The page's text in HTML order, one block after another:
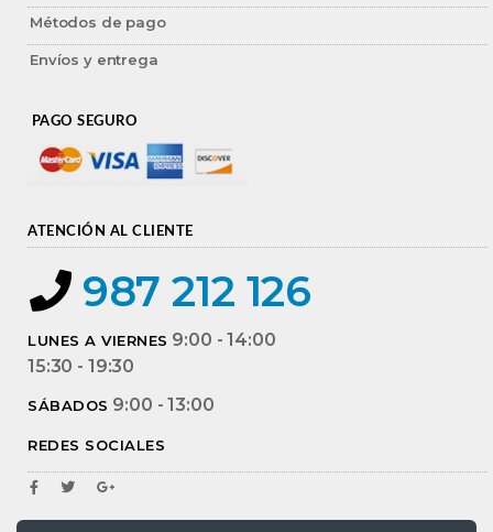
Métodos de pago
Envíos y entrega
PAGO SEGURO
ATENCIÓN AL CLIENTE
987 212 126
LUNES A VIERNES 9:00 - 14:00
15:30 - 19:30
SÁBADOS 9:00 - 13:00
REDES SOCIALES